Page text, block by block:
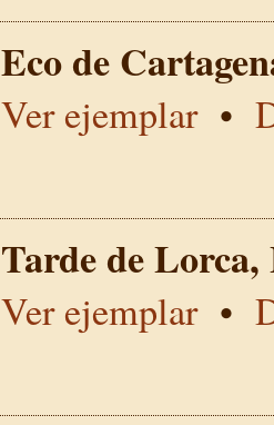
Eco de
Ver ejemplar•
Tarde de
Ver ejemplar•